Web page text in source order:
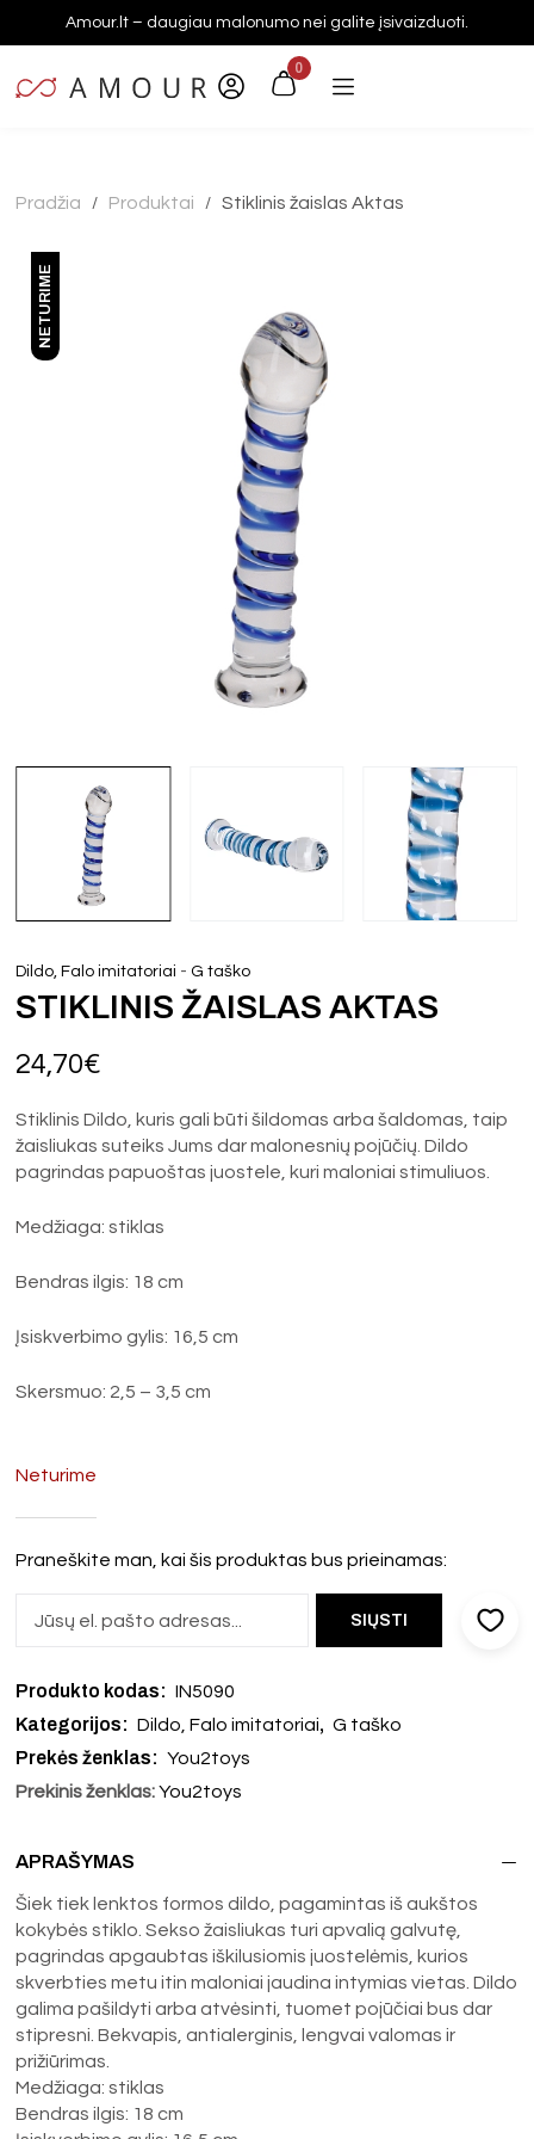
Amour.lt – daugiau malonumo nei galite įsivaizduoti.
0
Pradžia / Produktai / Stiklinis žaislas Aktas
NETURIME
Dildo, Falo imitatoriai - G taško
STIKLINIS ŽAISLAS AKTAS
24,70€
Stiklinis Dildo, kuris gali būti šildomas arba šaldomas, taip
žaisliukas suteiks Jums dar malonesnių pojūčių. Dildo
pagrindas papuoštas juostele, kuri maloniai stimuliuos.
Medžiaga: stiklas
Bendras ilgis: 18 cm
Įsiskverbimo gylis: 16,5 cm
Skersmuo: 2,5 – 3,5 cm
Neturime
Praneškite man, kai šis produktas bus prieinamas:
Produkto kodas: IN5090
Kategorijos: Dildo, Falo imitatoriai, G taško
Prekės ženklas: You2toys
Prekinis ženklas: You2toys
APRAŠYMAS
Šiek tiek lenktos formos dildo, pagamintas iš aukštos
kokybės stiklo. Sekso žaisliukas turi apvalią galvutę,
pagrindas apgaubtas iškilusiomis juostelėmis, kurios
skverbties metu itin maloniai jaudina intymias vietas. Dildo
galima pašildyti arba atvėsinti, tuomet pojūčiai bus dar
stipresni. Bekvapis, antialerginis, lengvai valomas ir
prižiūrimas.
Medžiaga: stiklas
Bendras ilgis: 18 cm